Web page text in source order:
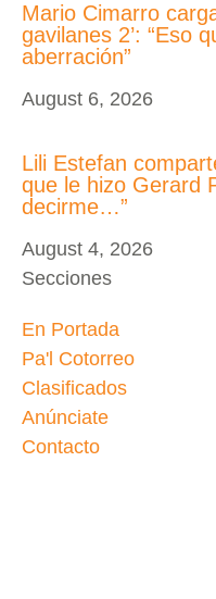
Mario Cimarro
gavilanes 2’: “Eso
aberración”
August 6, 2026
Lili Estefan
que le hizo Gerard
decirme…”
August 4, 2026
Secciones
En Portada
Pa'l Cotorreo
Clasificados
Anúnciate
Contacto